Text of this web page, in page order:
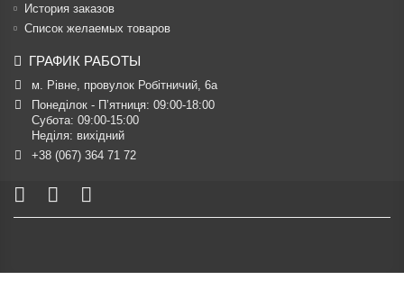
История заказов
Список желаемых товаров
ГРАФИК РАБОТЫ
м. Рівне, провулок Робітничий, 6а
Понеділок - П’ятниця: 09:00-18:00
Субота: 09:00-15:00
Неділя: вихідний
+38 (067) 364 71 72